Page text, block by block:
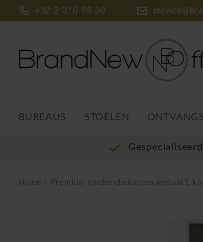
+32 2 310 98 30
BUREAUS STOELEN
Home Premium garderobekasten metaal 1